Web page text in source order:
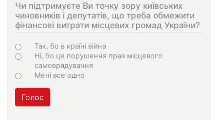
Чи підтримуєте Ви точку зору київських
чиновників і депутатів, що треба обмежити
фінансові витрати місцевих громад України?
Choices
Так, бо в країні війна
Ні, бо це порушення прав місцевого
самоврядування
Мені все одно
Голос